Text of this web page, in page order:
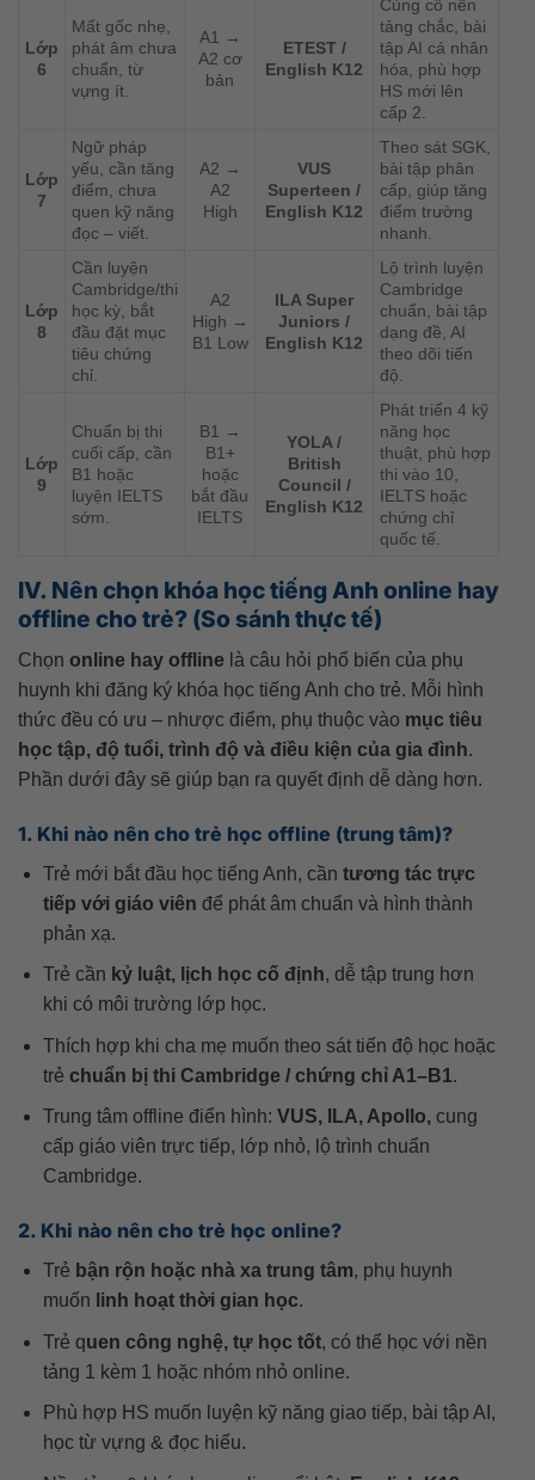
Lớp
6
Mất gốc nhẹ,
phát âm chưa
chuẩn, từ
vựng ít.
A1 →
A2 cơ
bản
ETEST /
English K12
Củng cố nền
tảng chắc, bài
tập AI cá nhân
hóa, phù hợp
HS mới lên
cấp 2.
Lớp
7
Ngữ pháp
yếu, cần tăng
điểm, chưa
quen kỹ năng
đọc – viết.
A2 →
A2
High
VUS
Superteen /
English K12
Theo sát SGK,
bài tập phân
cấp, giúp tăng
điểm trường
nhanh.
Lớp
8
Cần luyện
Cambridge/thi
học kỳ, bắt
đầu đặt mục
tiêu chứng
chỉ.
A2
High →
B1 Low
ILA Super
Juniors /
English K12
Lộ trình luyện
Cambridge
chuẩn, bài tập
dạng đề, AI
theo dõi tiến
độ.
Lớp
9
Chuẩn bị thi
cuối cấp, cần
B1 hoặc
luyện IELTS
sớm.
B1 →
B1+
hoặc
bắt đầu
IELTS
YOLA /
British
Council /
English K12
Phát triển 4 kỹ
năng học
thuật, phù hợp
thi vào 10,
IELTS hoặc
chứng chỉ
quốc tế.
IV. Nên chọn khóa học tiếng Anh online hay
offline cho trẻ? (So sánh thực tế)
Chọn online hay offline là câu hỏi phổ biến của phụ
huynh khi đăng ký khóa học tiếng Anh cho trẻ. Mỗi hình
thức đều có ưu – nhược điểm, phụ thuộc vào mục tiêu
học tập, độ tuổi, trình độ và điều kiện của gia đình.
Phần dưới đây sẽ giúp bạn ra quyết định dễ dàng hơn.
1. Khi nào nên cho trẻ học offline (trung tâm)?
Trẻ mới bắt đầu học tiếng Anh, cần tương tác trực
tiếp với giáo viên để phát âm chuẩn và hình thành
phản xạ.
Trẻ cần kỷ luật, lịch học cố định, dễ tập trung hơn
khi có môi trường lớp học.
Thích hợp khi cha mẹ muốn theo sát tiến độ học hoặc
trẻ chuẩn bị thi Cambridge / chứng chỉ A1–B1.
Trung tâm offline điển hình: VUS, ILA, Apollo,cung
cấp giáo viên trực tiếp, lớp nhỏ, lộ trình chuẩn
Cambridge.
2. Khi nào nên cho trẻ học online?
Trẻ bận rộn hoặc nhà xa trung tâm, phụ huynh
muốn linh hoạt thời gian học.
Trẻ quen công nghệ, tự học tốt, có thể học với nền
tảng 1 kèm 1 hoặc nhóm nhỏ online.
Phù hợp HS muốn luyện kỹ năng giao tiếp, bài tập AI,
học từ vựng & đọc hiểu.